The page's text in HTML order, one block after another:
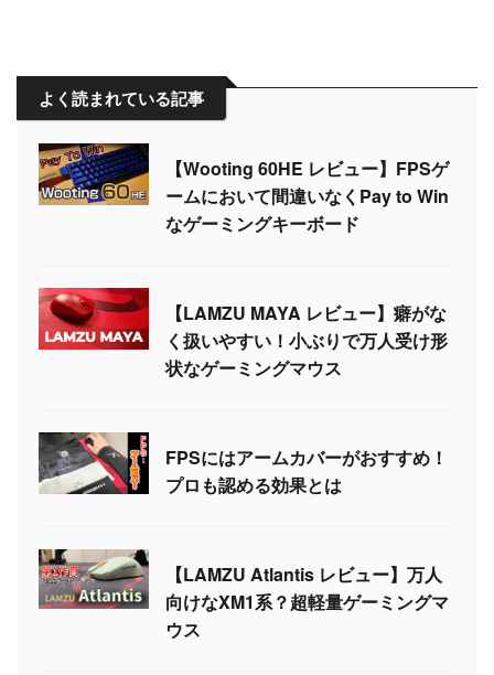
よく読まれている記事
【Wooting 60HE レビュー】FPSゲ
ームにおいて間違いなくPay to Win
なゲーミングキーボード
【LAMZU MAYA レビュー】癖がな
く扱いやすい！小ぶりで万人受け形
状なゲーミングマウス
FPSにはアームカバーがおすすめ！
プロも認める効果とは
【LAMZU Atlantis レビュー】万人
向けなXM1系？超軽量ゲーミングマ
ウス